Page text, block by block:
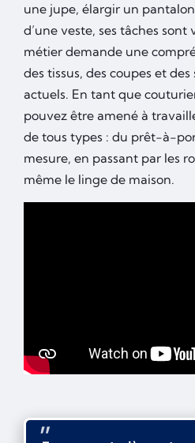
une jupe, élargir un
d’une veste, ses tâches sont
métier demande une
des tissus, des coupes et
actuels. En tant que
pouvez être amené à
de tous types : du prêt-à-
mesure, en passant par les
même le linge de maison.